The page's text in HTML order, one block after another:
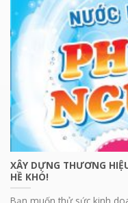
XÂY DỰNG THƯƠNG
HỀ KHÓ!
Bạn muốn thử sức kinh